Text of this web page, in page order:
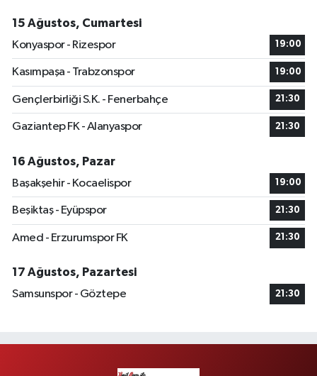
15 Ağustos, Cumartesi
Konyaspor - Rizespor
19:00
Kasımpaşa - Trabzonspor 19:00
Gençlerbirliği S.K. - Fenerbahçe 21:30
Gaziantep FK - Alanyaspor 21:30
16 Ağustos, Pazar
Başakşehir - Kocaelispor
19:00
Beşiktaş - Eyüpspor 21:30
Amed - Erzurumspor FK 21:30
17 Ağustos, Pazartesi
Samsunspor - Göztepe
21:30